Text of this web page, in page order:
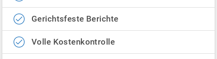
Gerichtsfeste Berichte
Volle Kostenkontrolle